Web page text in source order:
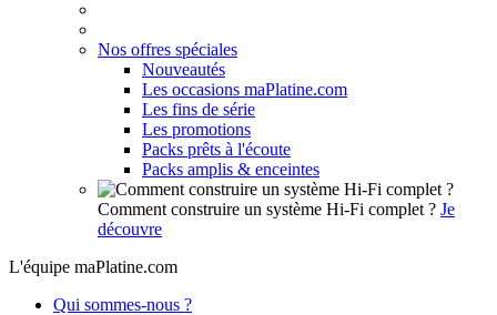
Nos offres spéciales
Nouveautés
Les occasions maPlatine.com
Les fins de série
Les promotions
Packs prêts à l'écoute
Packs amplis & enceintes
Comment construire un système Hi-Fi complet ? Je
découvre
L'équipe maPlatine.com
Qui sommes-nous ?